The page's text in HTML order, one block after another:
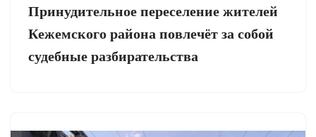
Принудительное переселение жителей
Кежемского района повлечёт за собой
судебные разбирательства